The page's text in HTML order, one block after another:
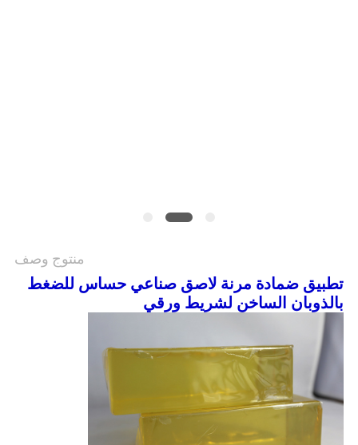
منتوج وصف
تطبيق ضمادة مرنة لاصق صناعي حساس للضغط
بالذوبان الساخن لشريط ورقي